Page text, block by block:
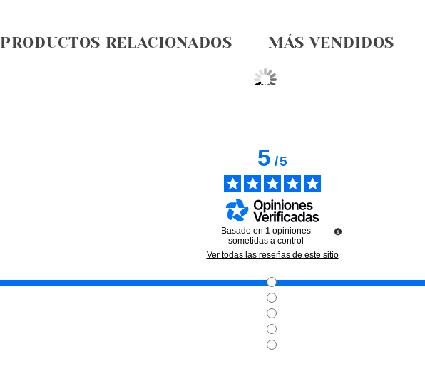
PRODUCTOS RELACIONADOS MÁS VENDIDOS
DESMAQUILLANTE
BLING POP
REPARADORA CONTORNO
OJOS CON COLAGENO 10ML
1.50€
AGUA
5/5
Basado en 1 opiniones
sometidas a control
Ver todas las reseñas de este sitio